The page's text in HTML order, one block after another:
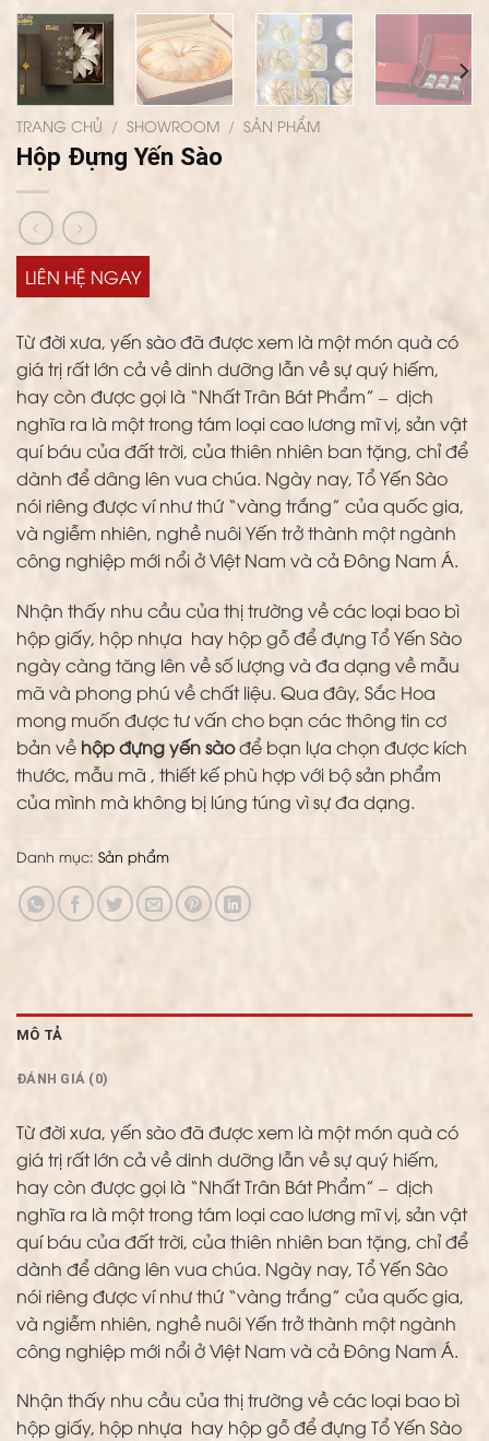
TRANG CHỦ / SHOWROOM / SẢN PHẨM
Hộp Đựng Yến Sào
LIÊN HỆ NGAY
Từ đời xưa, yến sào đã được xem là một món quà có
giá trị rất lớn cả về dinh dưỡng lẫn về sự quý hiếm,
hay còn được gọi là “Nhất Trân Bát Phẩm” – dịch
nghĩa ra là một trong tám loại cao lương mĩ vị, sản vật
quí báu của đất trời, của thiên nhiên ban tặng, chỉ để
dành để dâng lên vua chúa. Ngày nay, Tổ Yến Sào
nói riêng được ví như thứ “vàng trắng” của quốc gia,
và ngiễm nhiên, nghề nuôi Yến trở thành một ngành
công nghiệp mới nổi ở Việt Nam và cả Đông Nam Á.
Nhận thấy nhu cầu của thị trường về các loại bao bì
hộp giấy, hộp nhựa hay hộp gỗ để đựng Tổ Yến Sào
ngày càng tăng lên về số lượng và đa dạng về mẫu
mã và phong phú về chất liệu. Qua đây, Sắc Hoa
mong muốn được tư vấn cho bạn các thông tin cơ
bản về hộp đựng yến sàođể bạn lựa chọn được kích
thước, mẫu mã , thiết kế phù hợp với bộ sản phẩm
của mình mà không bị lúng túng vì sự đa dạng.
Danh mục: Sản phẩm
MÔ TẢ
ĐÁNH GIÁ (0)
Từ đời xưa, yến sào đã được xem là một món quà có
giá trị rất lớn cả về dinh dưỡng lẫn về sự quý hiếm,
hay còn được gọi là “Nhất Trân Bát Phẩm” – dịch
nghĩa ra là một trong tám loại cao lương mĩ vị, sản vật
quí báu của đất trời, của thiên nhiên ban tặng, chỉ để
dành để dâng lên vua chúa. Ngày nay, Tổ Yến Sào
nói riêng được ví như thứ “vàng trắng” của quốc gia,
và ngiễm nhiên, nghề nuôi Yến trở thành một ngành
công nghiệp mới nổi ở Việt Nam và cả Đông Nam Á.
Nhận thấy nhu cầu của thị trường về các loại bao bì
hộp giấy, hộp nhựa hay hộp gỗ để đựng Tổ Yến Sào